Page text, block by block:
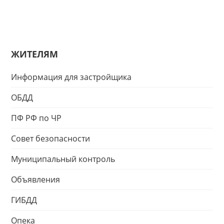
ЖИТЕЛЯМ
Информация для застройщика
ОБДД
ПФ РФ по ЧР
Совет безопасности
Муниципальный контроль
Объявления
ГИБДД
Опека